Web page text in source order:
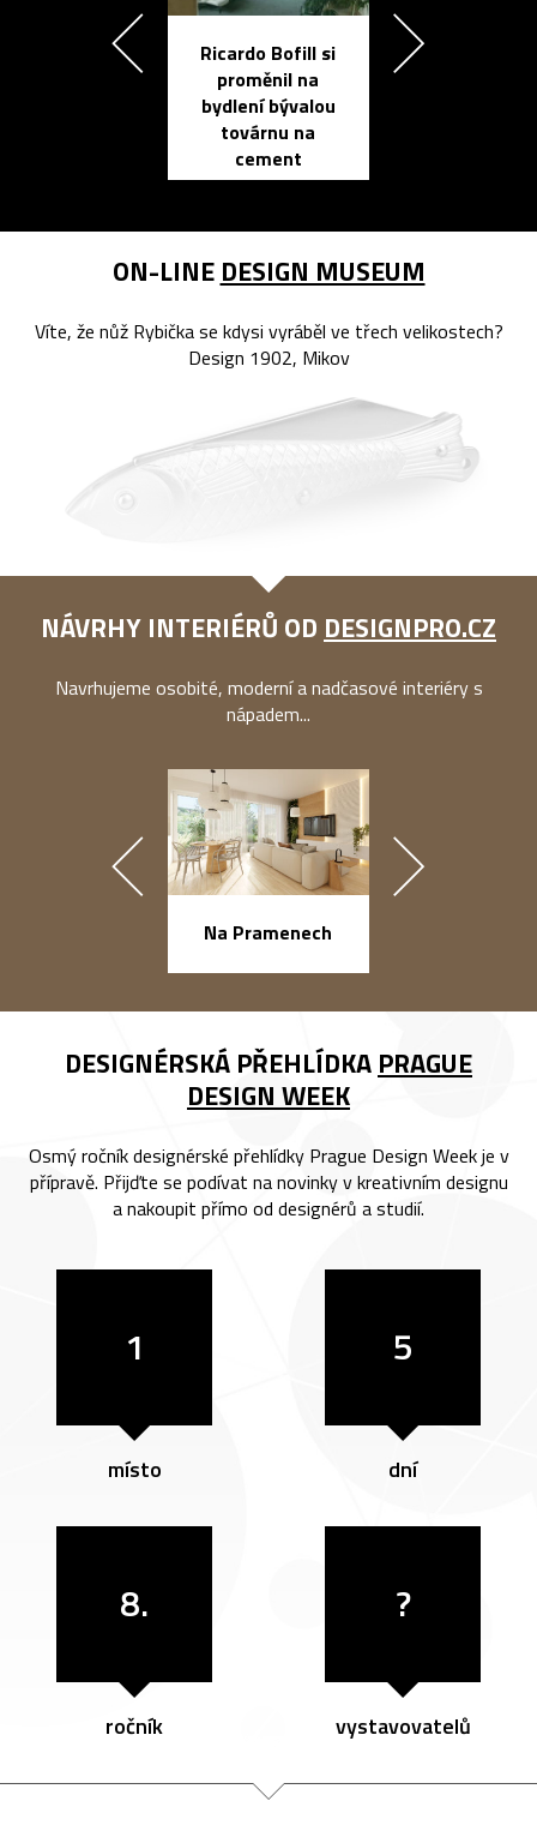
Ricardo Bofill si
proměnil na
bydlení bývalou
továrnu na
cement
ON-LINE DESIGN MUSEUM
Víte, že nůž Rybička se kdysi vyráběl ve třech velikostech?
Design 1902, Mikov
NÁVRHY INTERIÉRŮ OD DESIGNPRO.CZ
Navrhujeme osobité, moderní a nadčasové interiéry s
nápadem...
Na Pramenech
DESIGNÉRSKÁ PŘEHLÍDKA PRAGUE
DESIGN WEEK
Osmý ročník designérské přehlídky Prague Design Week je v
přípravě. Přijďte se podívat na novinky v kreativním designu
a nakoupit přímo od designérů a studií.
1
místo
5
dní
8.
ročník
?
vystavovatelů